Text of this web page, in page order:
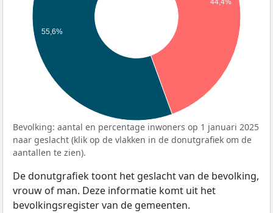
44,4%
55,6%
Bevolking: aantal en percentage inwoners op 1 januari 2025
naar geslacht (klik op de vlakken in de donutgrafiek om de
aantallen te zien).
De donutgrafiek toont het geslacht van de bevolking,
vrouw of man. Deze informatie komt uit het
bevolkingsregister van de gemeenten.